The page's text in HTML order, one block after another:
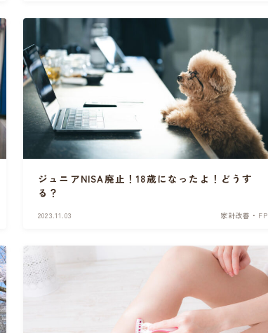
ジュニアNISA廃止！18歳になったよ！どうす
る？
2023.11.03 家計改善・FP